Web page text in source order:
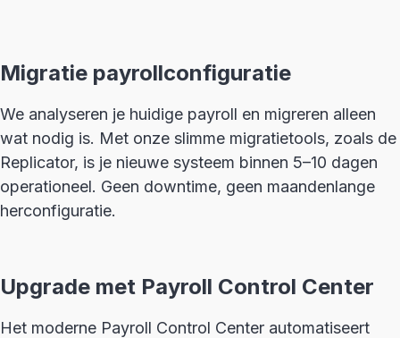
Migratie payrollconfiguratie
We analyseren je huidige payroll en migreren alleen
wat nodig is. Met onze slimme migratietools, zoals de
Replicator, is je nieuwe systeem binnen 5–10 dagen
operationeel. Geen downtime, geen maandenlange
herconfiguratie.
Upgrade met Payroll Control Center
Het moderne Payroll Control Center automatiseert